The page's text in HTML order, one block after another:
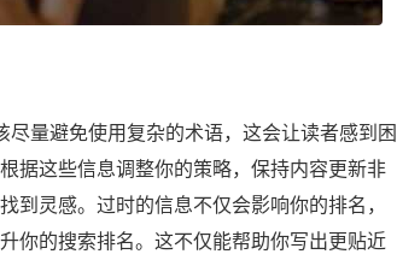
量避免使用复杂的术语，这会让读者感到困
据这些信息调整你的策略，保持内容更新非
灵感。过时的信息不仅会影响你的排名，
你的搜索排名。这不仅能帮助你写出更贴近